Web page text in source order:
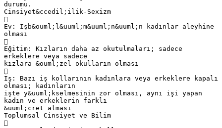
durumu.
Cinsiyet&ccedil;ilik-Sexizm

Ev: İşb&ouml;l&uuml;m&uuml;n&uuml;n kadınlar aleyhine
olması

Eğitim: Kızların daha az okutulmaları; sadece
erkeklere veya sadece
kızlara &ouml;zel okulların olması

İş: Bazı iş kollarının kadınlara veya erkeklere kapalı
olması; kadınların
işte y&uuml;kselmesinin zor olması, aynı işi yapan
kadın ve erkeklerin farklı
&uuml;cret alması
Toplumsal Cinsiyet ve Bilim
